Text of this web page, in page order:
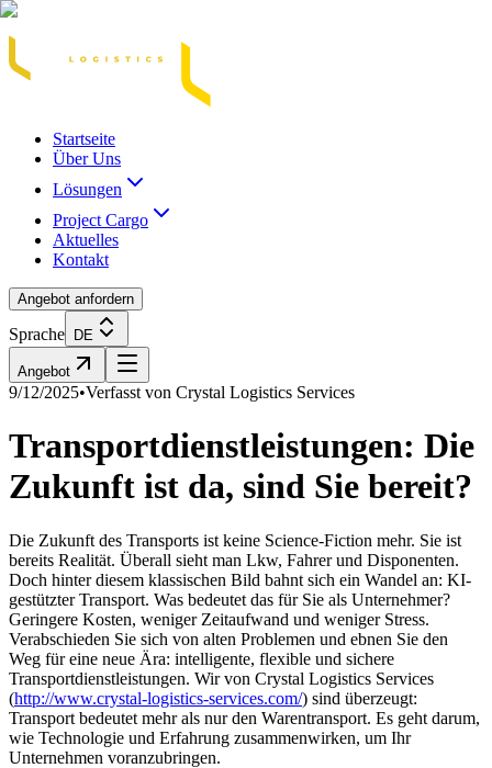
Acasă
Startseite
Über Uns
Lösungen
Project Cargo
Aktuelles
Kontakt
Angebot anfordern
Sprache DE
Angebot
9/12/2025•Verfasst von Crystal Logistics Services
Transportdienstleistungen: Die
Zukunft ist da, sind Sie bereit?
Die Zukunft des Transports ist keine Science-Fiction mehr. Sie ist
bereits Realität. Überall sieht man Lkw, Fahrer und Disponenten.
Doch hinter diesem klassischen Bild bahnt sich ein Wandel an: KI-
gestützter Transport. Was bedeutet das für Sie als Unternehmer?
Geringere Kosten, weniger Zeitaufwand und weniger Stress.
Verabschieden Sie sich von alten Problemen und ebnen Sie den
Weg für eine neue Ära: intelligente, flexible und sichere
Transportdienstleistungen. Wir von Crystal Logistics Services
(http://www.crystal-logistics-services.com/) sind überzeugt:
Transport bedeutet mehr als nur den Warentransport. Es geht darum,
wie Technologie und Erfahrung zusammenwirken, um Ihr
Unternehmen voranzubringen.